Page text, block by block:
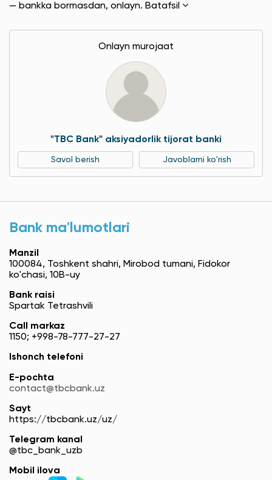
— bankka bormasdan, onlayn. Batafsil
Onlayn murojaat
"TBC Bank" aksiyadorlik tijorat banki
Savol berish Javoblarni ko'rish
Bank ma'lumotlari
Manzil
100084, Toshkent shahri, Mirobod tumani, Fidokor
ko'chasi, 10B-uy
Bank raisi
Spartak Tetrashvili
Call markaz
1150; +998-78-777-27-27
Ishonch telefoni
E-pochta
contact@tbcbank.uz
Sayt
https://tbcbank.uz/uz/
Telegram kanal
@tbc_bank_uzb
Mobil ilova